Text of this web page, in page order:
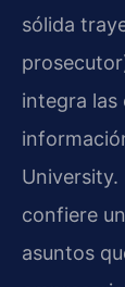
sólida
integra las
confiere
asuntos